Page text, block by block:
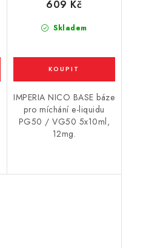
Skladem
609 Kč
IMPERIA NICO BASE báze
pro míchání e-liquidu
PG50 / VG50 5x10ml,
12mg.